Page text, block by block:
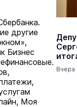
другие
Бизнес
Моя
Вчера